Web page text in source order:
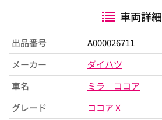
車両詳細
出品番号
A000026711
メーカー
ダイハツ
車名
ミラ ココア
グレード
ココアＸ